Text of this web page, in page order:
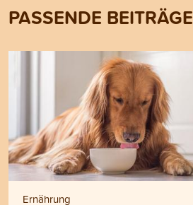
PASSENDE BEITRÄGE
Ernährung